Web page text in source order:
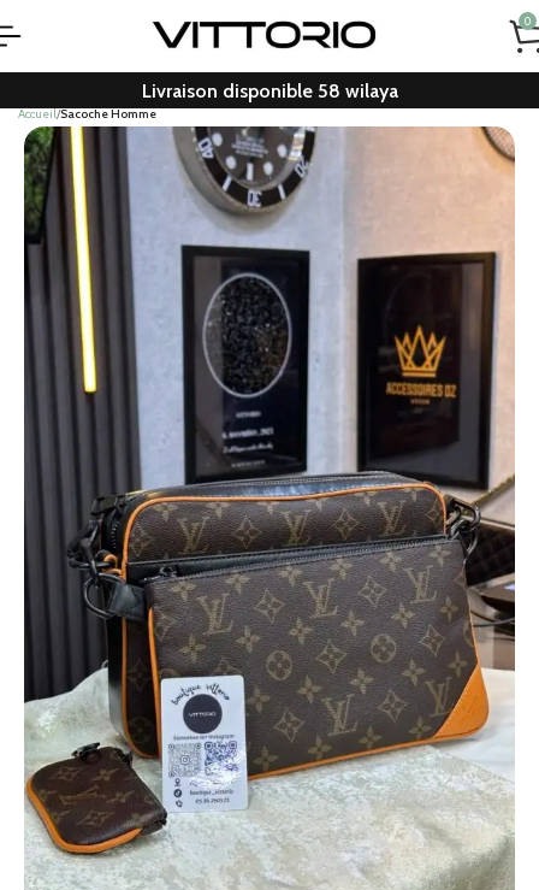
0
Livraison disponible 58 wilaya
Accueil Sacoche Homme